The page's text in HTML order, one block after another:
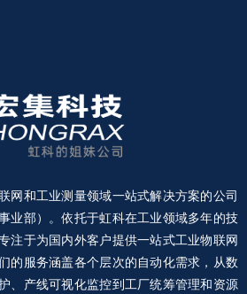
网和工业测量领域一站式解决方案的公司
业部）。依托于虹科在工业领域多年的技
注于为国内外客户提供一站式工业物联网
的服务涵盖各个层次的自动化需求，从数
、产线可视化监控到工厂统筹管理和资源